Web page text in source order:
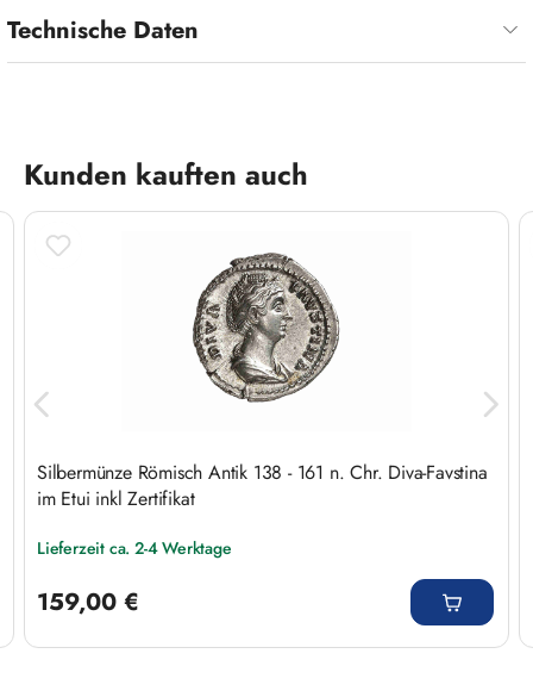
Technische Daten
Produktgalerie überspringen
Kunden kauften auch
Silbermünze Römisch Antik 138 - 161 n. Chr. Diva-Favstina
im Etui inkl Zertifikat
Lieferzeit ca. 2-4 Werktage
159,00 €